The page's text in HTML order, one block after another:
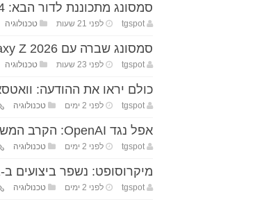
סמסונג מתכוננת לדור הבא: Galaxy Fit 4 כבר באופק
tgspot לפני 21 שעות טכנולוגיה
סמסונג שברה עם Galaxy Z 2026 את שיא ההזמנות המוקדמות שלה
tgspot לפני 23 שעות טכנולוגיה
כולם יראו את ההודעה:
tgspot לפני 2 ימים טכנולוגיה
אפל נגד OpenAI: הקרב המשפטי מאיים על פרויקט החומרה הסודי
tgspot לפני 2 ימים טכנולוגיה
מיקרוסופט: נשפר ביצועים ב-Windows 11 גם עם 8 גיגה-בייט זיכרון
tgspot לפני 2 ימים טכנולוגיה